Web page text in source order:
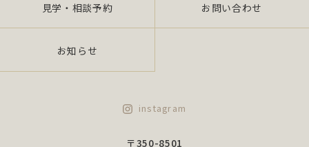
見学・相談予約 お問い合わせ
お知らせ
instagram
〒350-8501